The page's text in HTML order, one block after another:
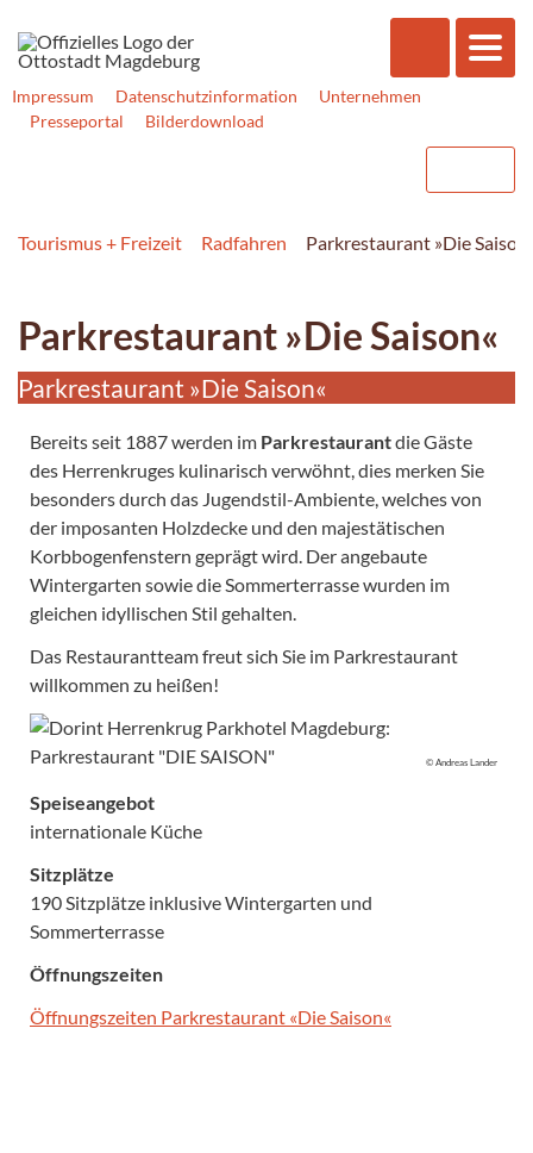
Impressum Datenschutzinformation
Unternehmen
Presseportal
Bilderdownload
Tourismus + Freizeit Radfahren Parkrestaurant »Die
Parkrestaurant »Die Saison«
Parkrestaurant »Die Saison«
Bereits seit 1887 werden im Parkrestaurantdie Gäste
des Herrenkruges kulinarisch verwöhnt, dies merken Sie
besonders durch das Jugendstil-Ambiente, welches von
der imposanten Holzdecke und den majestätischen
Korbbogenfenstern geprägt wird. Der angebaute
Wintergarten sowie die Sommerterrasse wurden im
gleichen idyllischen Stil gehalten.
Das Restaurantteam freut sich Sie im Parkrestaurant
willkommen zu heißen!
© Andreas Lander
Speiseangebot
internationale Küche
Sitzplätze
190 Sitzplätze inklusive Wintergarten und
Sommerterrasse
Öffnungszeiten
Öffnungszeiten Parkrestaurant «Die Saison«